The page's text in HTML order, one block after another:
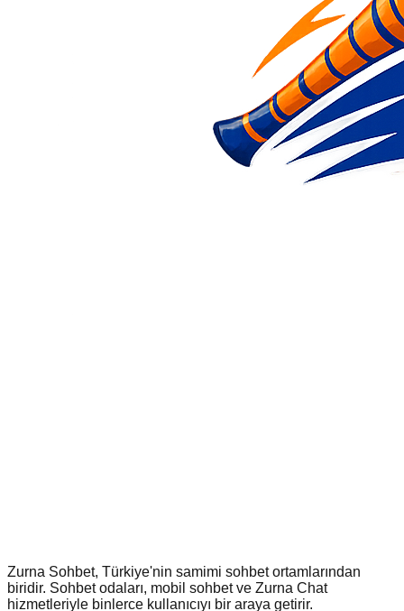
Zurna Sohbet, Türkiye'nin samimi sohbet ortamlarından
biridir. Sohbet odaları, mobil sohbet ve Zurna Chat
hizmetleriyle binlerce kullanıcıyı bir araya getirir.